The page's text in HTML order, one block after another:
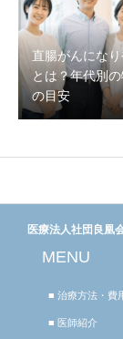
直腸がんにな
とは？年代別
の目安
医療法人社団良凰
MENU
■ 治療方法・費
■ 医師紹介